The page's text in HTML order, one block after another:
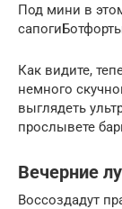
Под мини в
Как видите,
немного
выглядеть
прослывете
Вечерние
Воссоздадут